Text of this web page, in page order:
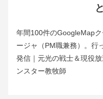
年間100件のGoogleMap
ージャ（PM職兼務）。行
発信｜元光の戦士＆現役
ンスター教牧師